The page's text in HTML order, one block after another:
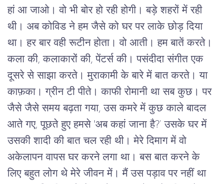
हां आ जाओ। वो भी बोर हो रही होगी। बड़े शहरों में रही
थी। अब कोविड ने हम जैसे को घर पर लाके छोड़ दिया
था। हर बार वही रूटीन होता। वो आती। हम बातें करते।
कला की, कलाकारों की, पेंटर्स की। पसंदीदा संगीत एक
दूसरे से साझा करते। मुराकामी के बारे में बात करते। या
काफ़का। ग्रीन टी पीते। काफी रोमानी था सब कुछ। पर
जैसे जैसे समय बढ़ता गया, उस कमरे में कुछ काले बादल
आते गए, पूछते हुए हमसे 'अब कहां जाना है?’ उसके घर में
उसकी शादी की बात चल रही थी। मेरे दिमाग में वो
अकेलापन वापस घर करने लगा था। बस बात करने के
लिए बहुत लोग थे मेरे जीवन में। मैं उस पड़ाव पर नहीं था